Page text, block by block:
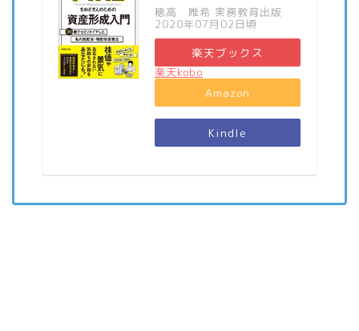
穂高 唯希 実務教育出版
2020年07月02日頃
楽天ブックス
楽天kobo
Amazon
Kindle